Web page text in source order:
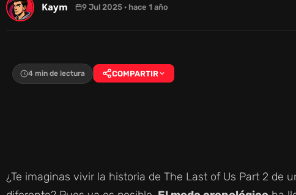
Kaym 9 Jul 2025 · hace 1 año
4 min de lectura COMPARTIR
¿Te imaginas vivir la historia de The Last of Us Part 2 de